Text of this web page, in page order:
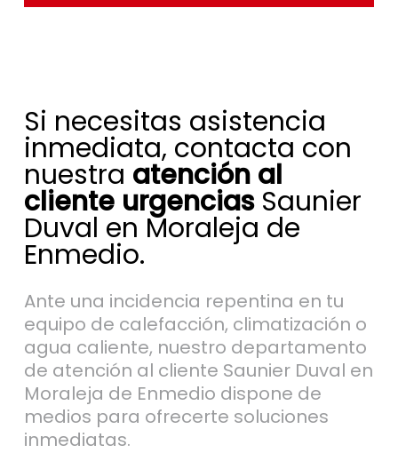
Si necesitas asistencia
inmediata, contacta con
nuestra atención al
cliente urgenciasSaunier
Duval en Moraleja de
Enmedio.
Ante una incidencia repentina en tu
equipo de calefacción, climatización o
agua caliente, nuestro departamento
de atención al cliente Saunier Duval en
Moraleja de Enmedio dispone de
medios para ofrecerte soluciones
inmediatas.